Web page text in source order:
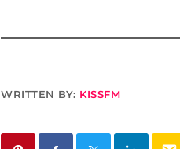
WRITTEN BY: KISSFM